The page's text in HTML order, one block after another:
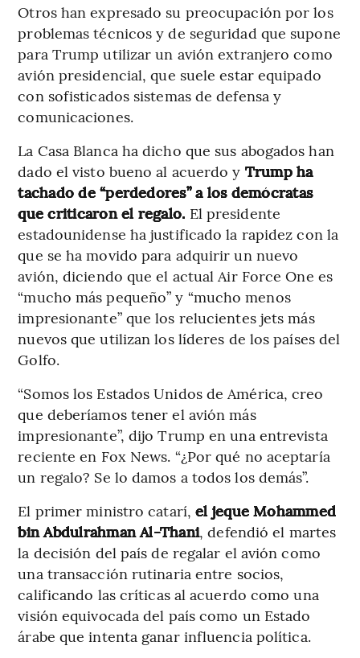
Otros han expresado su preocupación por los
problemas técnicos y de seguridad que supone
para Trump utilizar un avión extranjero como
avión presidencial, que suele estar equipado
con sofisticados sistemas de defensa y
comunicaciones.
La Casa Blanca ha dicho que sus abogados han
dado el visto bueno al acuerdo y Trump ha
tachado de “perdedores” a los demócratas
que criticaron el regalo. El presidente
estadounidense ha justificado la rapidez con la
que se ha movido para adquirir un nuevo
avión, diciendo que el actual Air Force One es
“mucho más pequeño” y “mucho menos
impresionante” que los relucientes jets más
nuevos que utilizan los líderes de los países del
Golfo.
“Somos los Estados Unidos de América, creo
que deberíamos tener el avión más
impresionante”, dijo Trump en una entrevista
reciente en Fox News. “¿Por qué no aceptaría
un regalo? Se lo damos a todos los demás”.
El primer ministro catarí,el jeque Mohammed
bin Abdulrahman Al-Thani, defendió el martes
la decisión del país de regalar el avión como
una transacción rutinaria entre socios,
calificando las críticas al acuerdo como una
visión equivocada del país como un Estado
árabe que intenta ganar influencia política.